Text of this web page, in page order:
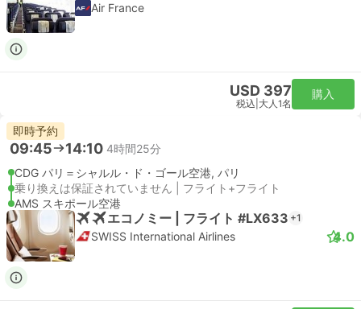
Air France
USD 397
税込 大人1名
購入
即時予約
09:45 14:10 4時間25分
CDG パリ＝シャルル・ド・ゴール空港, パリ
乗り換えは保証されていません | フライト+フライト
AMS スキポール空港
エコノミー | フライト #LX633 +1
SWISS International Airlines 4.0